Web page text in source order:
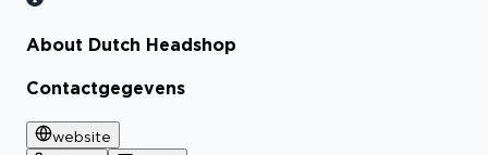
About Dutch Headshop
Contactgegevens
website